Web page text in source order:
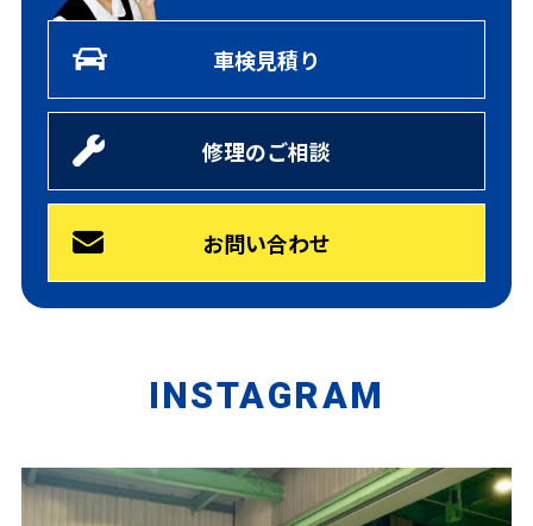
車検見積り
修理のご相談
お問い合わせ
INSTAGRAM